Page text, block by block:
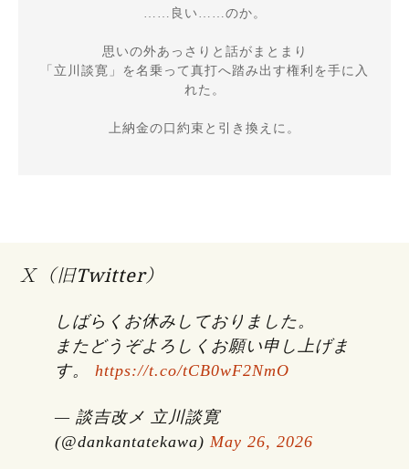
……良い……のか。
思いの外あっさりと話がまとまり
「立川談寛」を名乗って真打へ踏み出す権利を手に入
れた。
上納金の口約束と引き換えに。
Ｘ（旧Twitter）
しばらくお休みしておりました。
またどうぞよろしくお願い申し上げま
す。 https://t.co/tCB0wF2NmO
— 談吉改メ 立川談寛
(@dankantatekawa) May 26, 2026